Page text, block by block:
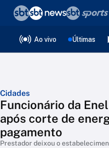
Ao vivo Últimas
Cidades
Funcionário da
após corte de
pagamento
Prestador deixou o
❮voltar
Editorias